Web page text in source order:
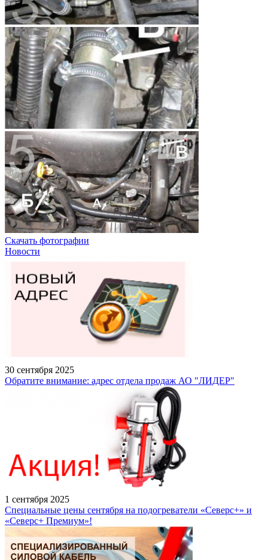
Скачать фотографии
Новости
30 сентября 2025
Обратите внимание: адрес отдела продаж АО "ЛИДЕР"
1 сентября 2025
Специальные цены сентября на подогреватели «Северс+» и
«Северс+ Премиум»!